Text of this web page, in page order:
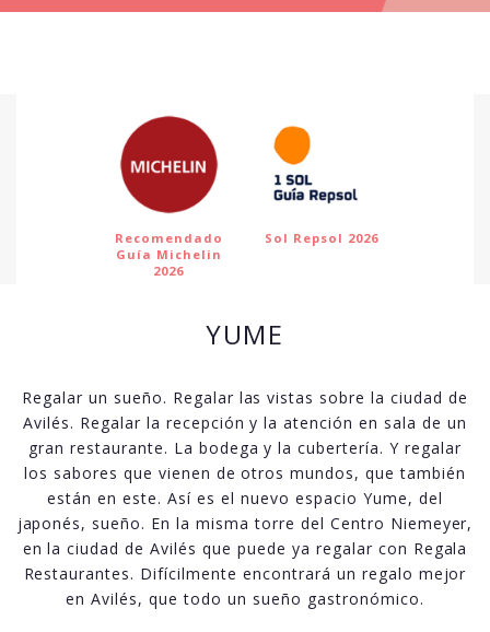
Recomendado
Guía Michelin
2026
Sol Repsol 2026
YUME
Regalar un sueño. Regalar las vistas sobre la ciudad de
Avilés. Regalar la recepción y la atención en sala de un
gran restaurante. La bodega y la cubertería. Y regalar
los sabores que vienen de otros mundos, que también
están en este. Así es el nuevo espacio Yume, del
japonés, sueño. En la misma torre del Centro Niemeyer,
en la ciudad de Avilés que puede ya regalar con Regala
Restaurantes. Difícilmente encontrará un regalo mejor
en Avilés, que todo un sueño gastronómico.